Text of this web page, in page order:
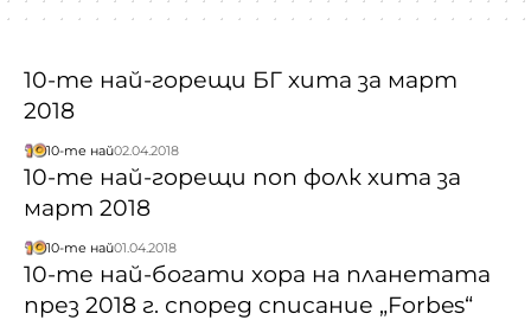
10-те най-горещи БГ хита за март
2018
10-те най02.04.2018
10-те най-горещи поп фолк хита за
март 2018
10-те най01.04.2018
10-те най-богати хора на планетата
през 2018 г. според списание „Forbes“